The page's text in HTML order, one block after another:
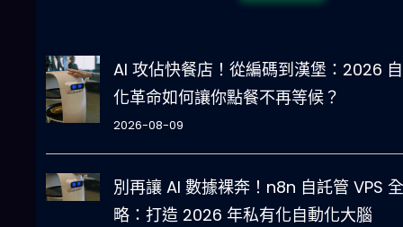
AI 攻佔快餐店！從編碼到漢堡：2026
化革命如何讓你點餐不再等候？
2026-08-09
別再讓 AI 數據裸奔！n8n 自託管 VPS
略：打造 2026 年私有化自動化大腦